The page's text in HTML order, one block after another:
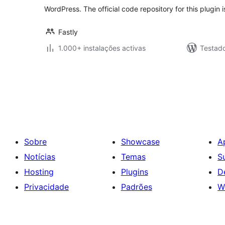
WordPress. The official code repository for this plugin
Fastly
1.000+ instalações activas
Sobre
Notícias
Hosting
Privacidade
Showcase
Temas
Plugins
Padrões